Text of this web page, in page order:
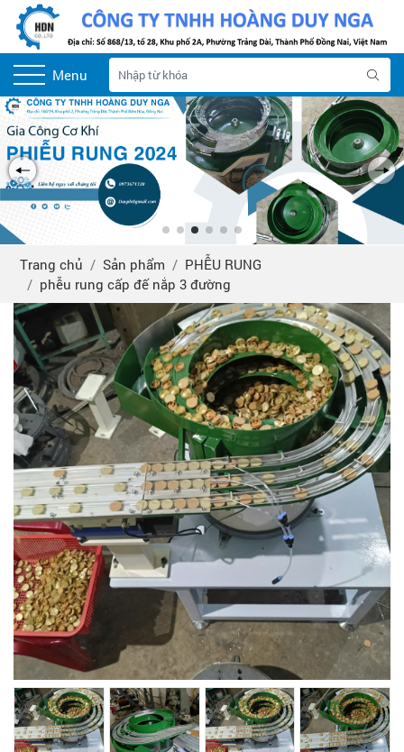
Menu
Trang chủ Sản phẩm
PHỄU RUNG
phễu rung cấp đế nắp 3 đường